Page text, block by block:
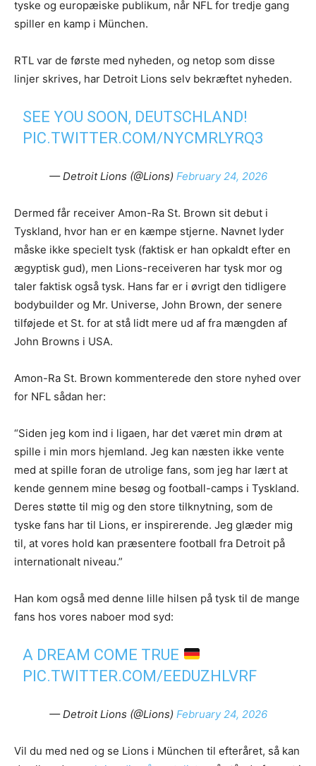
tyske og europæiske publikum, når NFL for tredje gang
spiller en kamp i München.
RTL var de første med nyheden, og netop som disse
linjer skrives, har Detroit Lions selv bekræftet nyheden.
SEE YOU SOON, DEUTSCHLAND!
PIC.TWITTER.COM/NYCMRLYRQ3
— Detroit Lions (@Lions) February 24, 2026
Dermed får receiver Amon-Ra St. Brown sit debut i
Tyskland, hvor han er en kæmpe stjerne. Navnet lyder
måske ikke specielt tysk (faktisk er han opkaldt efter en
ægyptisk gud), men Lions-receiveren har tysk mor og
taler faktisk også tysk. Hans far er i øvrigt den tidligere
bodybuilder og Mr. Universe, John Brown, der senere
tilføjede et St. for at stå lidt mere ud af fra mængden af
John Browns i USA.
Amon-Ra St. Brown kommenterede den store nyhed over
for NFL sådan her:
“Siden jeg kom ind i ligaen, har det været min drøm at
spille i min mors hjemland. Jeg kan næsten ikke vente
med at spille foran de utrolige fans, som jeg har lært at
kende gennem mine besøg og football-camps i Tyskland.
Deres støtte til mig og den store tilknytning, som de
tyske fans har til Lions, er inspirerende. Jeg glæder mig
til, at vores hold kan præsentere football fra Detroit på
internationalt niveau.”
Han kom også med denne lille hilsen på tysk til de mange
fans hos vores naboer mod syd:
A DREAM COME TRUE
PIC.TWITTER.COM/EEDUZHLVRF
— Detroit Lions (@Lions) February 24, 2026
Vil du med ned og se Lions i München til efteråret, så kan